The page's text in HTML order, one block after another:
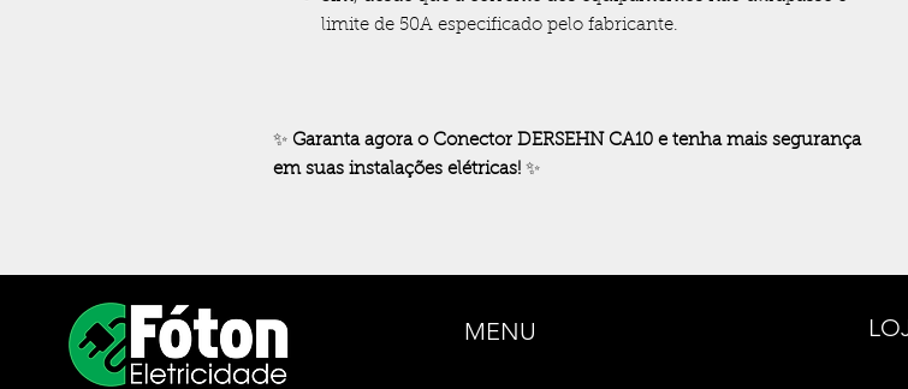
limite de 50A especificado pelo fabricante.
✨ Garanta agora o Conector DERSEHN CA10 e tenha mais segurança
em suas instalações elétricas! ✨
MENU